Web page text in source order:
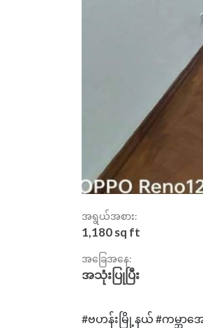
အရွယ်အစား:
1,180 sq ft
အခြေအနေ:
အသုံးပြုပြီး
#ဗဟန်းမြို့နယ် #ကမ္ဘာအ